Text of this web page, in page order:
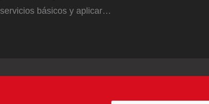
servicios básicos y aplicar…